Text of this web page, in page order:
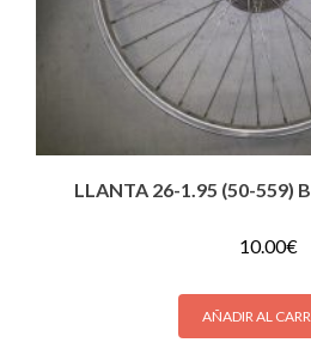
LLANTA 26-1.95 (50-559)
10.00€
AÑADIR AL